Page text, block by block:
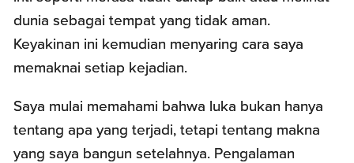
dunia sebagai tempat yang tidak aman.
Keyakinan ini kemudian menyaring cara saya
memaknai setiap kejadian.
Saya mulai memahami bahwa luka bukan hanya
tentang apa yang terjadi, tetapi tentang makna
yang saya bangun setelahnya. Pengalaman